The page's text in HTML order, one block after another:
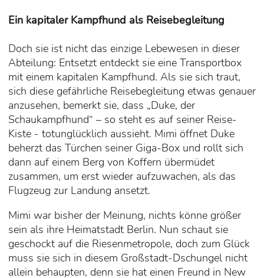
Ein kapitaler Kampfhund als Reisebegleitung
Doch sie ist nicht das einzige Lebewesen in dieser
Abteilung: Entsetzt entdeckt sie eine Transportbox
mit einem kapitalen Kampfhund. Als sie sich traut,
sich diese gefährliche Reisebegleitung etwas genauer
anzusehen, bemerkt sie, dass „Duke, der
Schaukampfhund“ – so steht es auf seiner Reise-
Kiste - totunglücklich aussieht. Mimi öffnet Duke
beherzt das Türchen seiner Giga-Box und rollt sich
dann auf einem Berg von Koffern übermüdet
zusammen, um erst wieder aufzuwachen, als das
Flugzeug zur Landung ansetzt.
Mimi war bisher der Meinung, nichts könne größer
sein als ihre Heimatstadt Berlin. Nun schaut sie
geschockt auf die Riesenmetropole, doch zum Glück
muss sie sich in diesem Großstadt-Dschungel nicht
allein behaupten, denn sie hat einen Freund in New